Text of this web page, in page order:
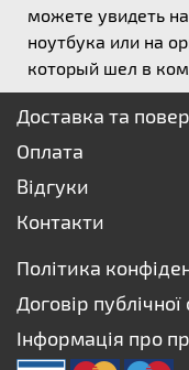
можете увидеть
ноутбука или на
который шел в
Доставка та
Оплата
Відгуки
Контакти
Політика
Договір
Інформація про